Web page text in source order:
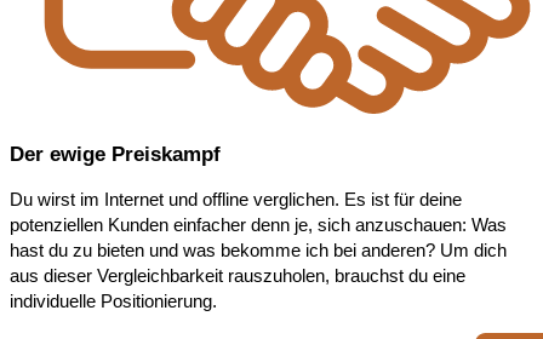
Der ewige Preiskampf
Du wirst im Internet und offline verglichen. Es ist für deine
potenziellen Kunden einfacher denn je, sich anzuschauen: Was
hast du zu bieten und was bekomme ich bei anderen? Um dich
aus dieser Vergleichbarkeit rauszuholen, brauchst du eine
individuelle Positionierung.